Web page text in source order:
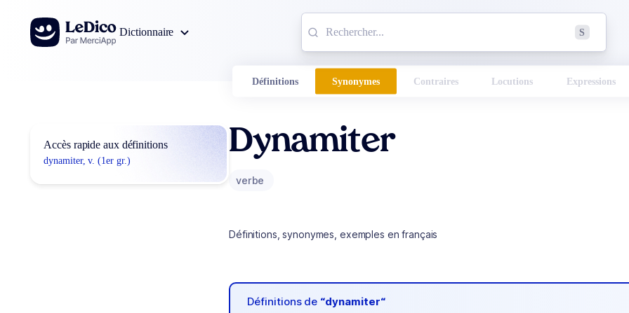
Aller au contenu
Dictionnaire
S
Définitions Synonymes Contraires Locutions Expressions
Accès rapide aux définitions
dynamiter, v. (1er gr.)
Dynamiter
verbe
Définitions, synonymes, exemples en français
Définitions de “dynamiter“